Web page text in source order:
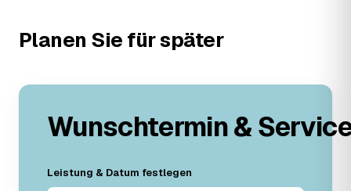
Planen Sie für später
Wunschtermin &
Leistung & Datum festlegen